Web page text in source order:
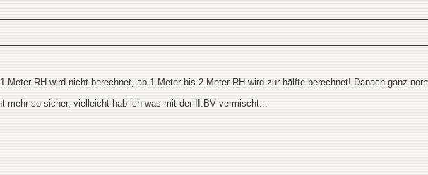
Meter RH wird nicht berechnet, ab 1 Meter bis 2 Meter RH wird zur hälfte berechnet! Danach ganz
mehr so sicher, vielleicht hab ich was mit der II.BV vermischt...